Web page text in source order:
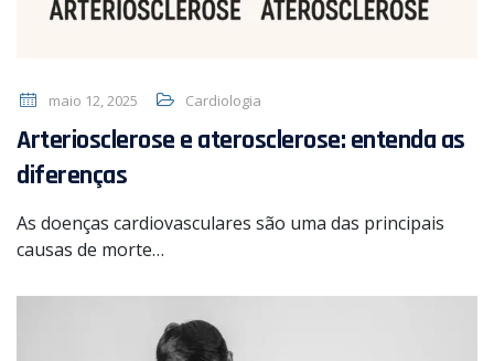
maio 12, 2025 Cardiologia
Arteriosclerose e aterosclerose: entenda as
diferenças
As doenças cardiovasculares são uma das principais
causas de morte…